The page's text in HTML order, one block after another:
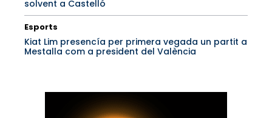
solvent a Castelló
Esports
Kiat Lim presencía per primera vegada un partit a
Mestalla com a president del València